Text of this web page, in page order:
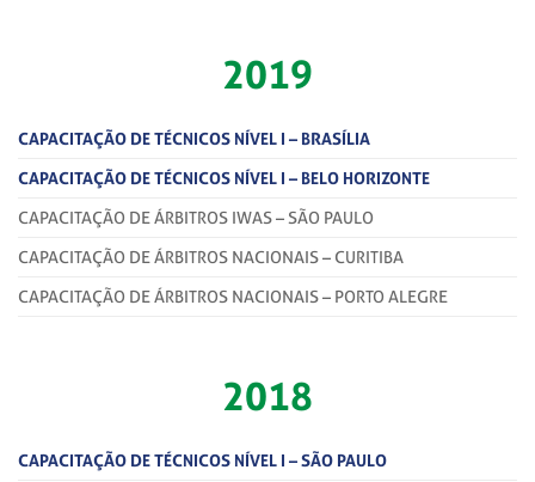
2019
CAPACITAÇÃO DE TÉCNICOS NÍVEL I – BRASÍLIA
CAPACITAÇÃO DE TÉCNICOS NÍVEL I – BELO HORIZONTE
CAPACITAÇÃO DE ÁRBITROS IWAS – SÃO PAULO
CAPACITAÇÃO DE ÁRBITROS NACIONAIS – CURITIBA
CAPACITAÇÃO DE ÁRBITROS NACIONAIS – PORTO ALEGRE
2018
CAPACITAÇÃO DE TÉCNICOS NÍVEL I – SÃO PAULO